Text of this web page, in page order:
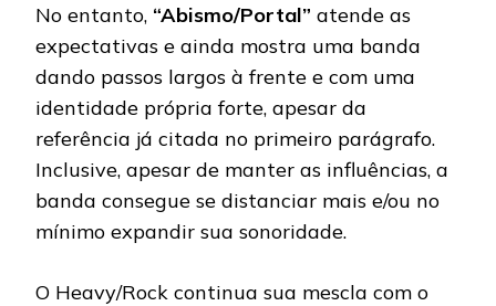
No entanto, “Abismo/Portal” atende as
expectativas e ainda mostra uma banda
dando passos largos à frente e com uma
identidade própria forte, apesar da
referência já citada no primeiro parágrafo.
Inclusive, apesar de manter as influências, a
banda consegue se distanciar mais e/ou no
mínimo expandir sua sonoridade.
O Heavy/Rock continua sua mescla com o